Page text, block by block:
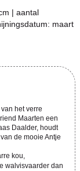
| aantal
maart
het verre
Maarten een
Daalder, houdt
de mooie Antje
kou,
walvisvaarder dan